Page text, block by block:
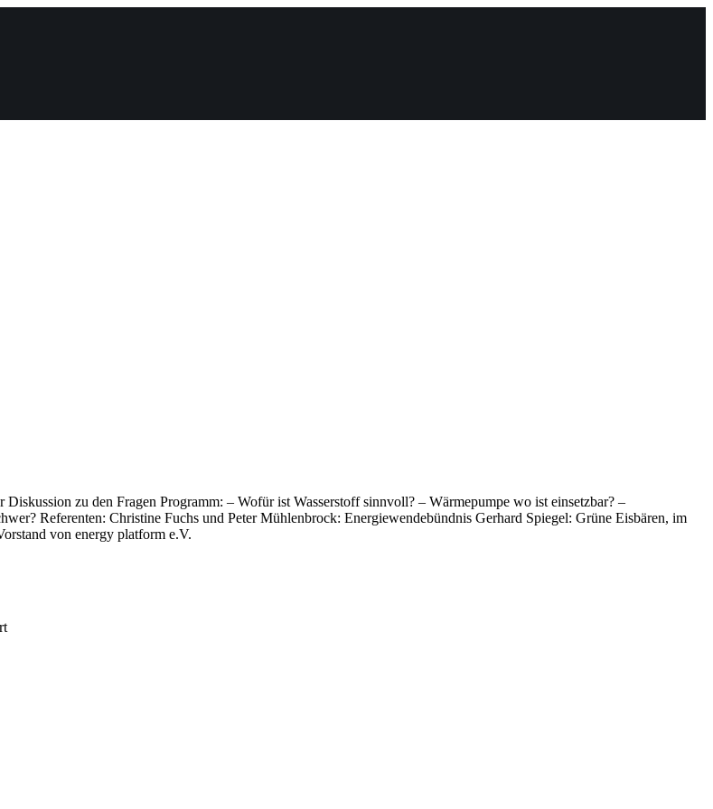
zu den Fragen Programm: – Wofür ist Wasserstoff sinnvoll? – Wärmepumpe wo ist einsetzbar? –
Referenten: Christine Fuchs und Peter Mühlenbrock: Energiewendebündnis Gerhard Spiegel: Grüne Eisbären, im
von energy platform e.V.